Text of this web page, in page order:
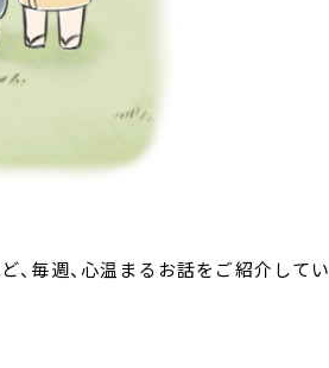
毎週、心温まるお話をご紹介してい